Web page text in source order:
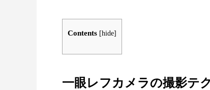
Contents [hide]
一眼レフカメラの撮影テ